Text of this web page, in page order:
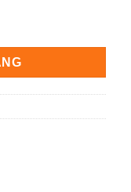
Hộp 350g số lượng